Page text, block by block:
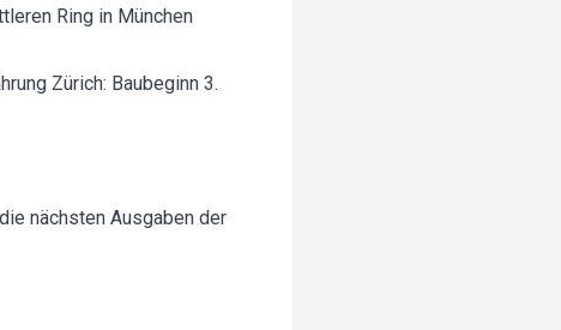
Ring in München
Zürich: Baubeginn 3.
nächsten Ausgaben der